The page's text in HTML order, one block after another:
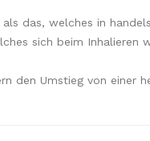
das, welches in
sich beim
den Umstieg von einer